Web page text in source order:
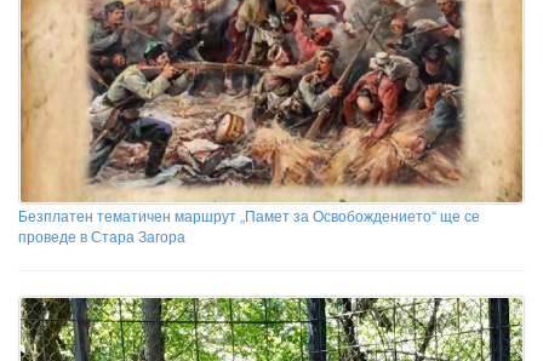
Безплатен тематичен маршрут „Памет за Освобождението“ ще се
проведе в Стара Загора